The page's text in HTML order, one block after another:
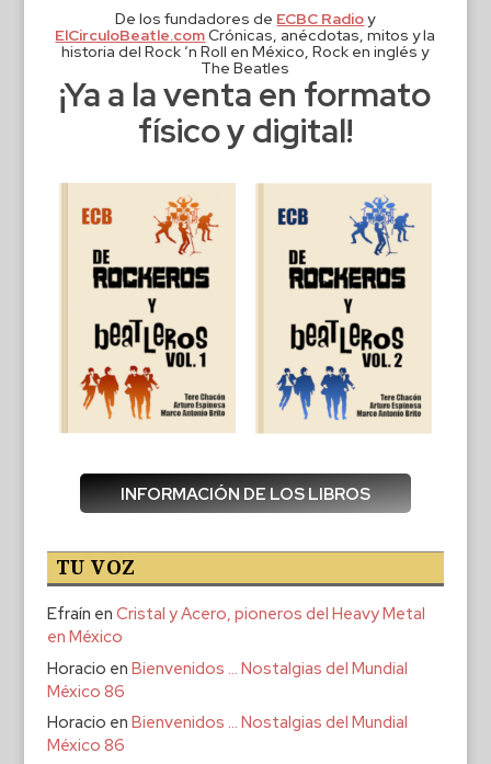
De los fundadores de ECBC Radioy
ElCirculoBeatle.comCrónicas, anécdotas, mitos y la
historia del Rock ‘n Roll en México, Rock en inglés y
The Beatles
¡Ya a la venta en formato
físico y digital!
INFORMACIÓN DE LOS LIBROS
TU VOZ
Efraín en Cristal y Acero, pioneros del Heavy Metal
en México
Horacio en Bienvenidos … Nostalgias del Mundial
México 86
Horacio en Bienvenidos … Nostalgias del Mundial
México 86